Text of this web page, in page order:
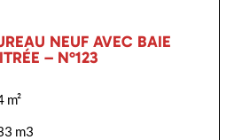
NEUF AVEC BAIE
– N°123
m²
m3